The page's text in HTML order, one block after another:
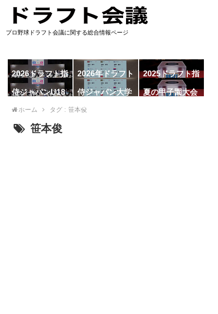
プロ野球ドラフト会議に関する総合情報ページ
2026ドラフト指
名予想
2026年ドラフト
候補
2025ドラフト指
名一覧
侍ジャパンU18
代表
侍ジャパン大学
代表
夏の甲子園大会
ホーム タグ : 笹本俊
笹本俊